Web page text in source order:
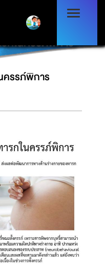
กในครรภ์พิการ
ครรภ์พิการ